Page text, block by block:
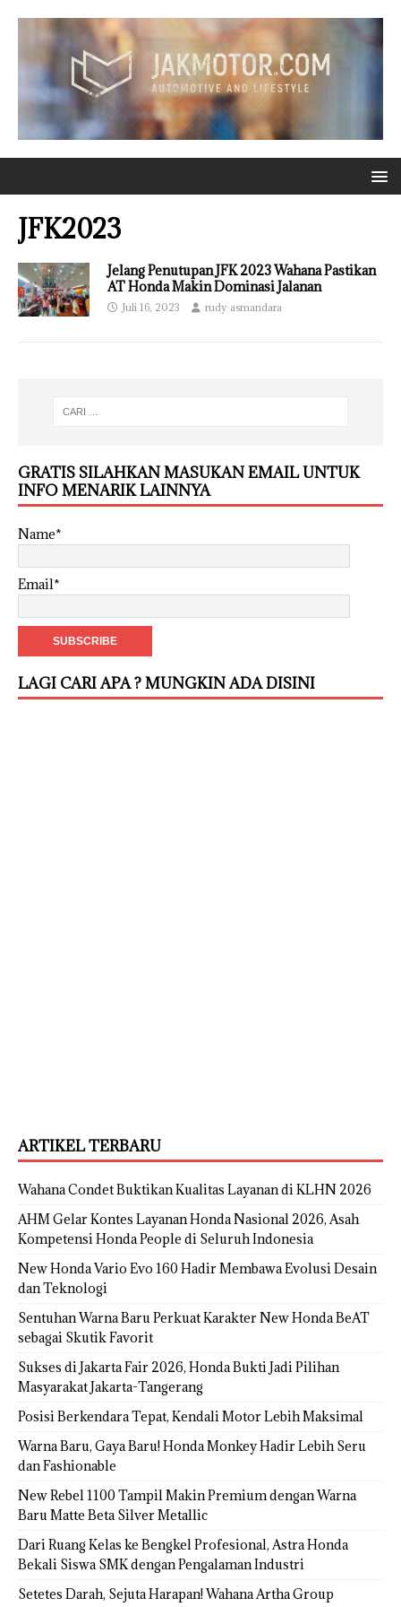
JFK2023
Jelang Penutupan JFK 2023 Wahana Pastikan
AT Honda Makin Dominasi Jalanan
Juli 16, 2023 rudy asmandara
GRATIS SILAHKAN MASUKAN EMAIL UNTUK
INFO MENARIK LAINNYA
Name*
Email*
LAGI CARI APA ? MUNGKIN ADA DISINI
ARTIKEL TERBARU
Wahana Condet Buktikan Kualitas Layanan di KLHN 2026
AHM Gelar Kontes Layanan Honda Nasional 2026, Asah
Kompetensi Honda People di Seluruh Indonesia
New Honda Vario Evo 160 Hadir Membawa Evolusi Desain
dan Teknologi
Sentuhan Warna Baru Perkuat Karakter New Honda BeAT
sebagai Skutik Favorit
Sukses di Jakarta Fair 2026, Honda Bukti Jadi Pilihan
Masyarakat Jakarta-Tangerang
Posisi Berkendara Tepat, Kendali Motor Lebih Maksimal
Warna Baru, Gaya Baru! Honda Monkey Hadir Lebih Seru
dan Fashionable
New Rebel 1100 Tampil Makin Premium dengan Warna
Baru Matte Beta Silver Metallic
Dari Ruang Kelas ke Bengkel Profesional, Astra Honda
Bekali Siswa SMK dengan Pengalaman Industri
Setetes Darah, Sejuta Harapan! Wahana Artha Group